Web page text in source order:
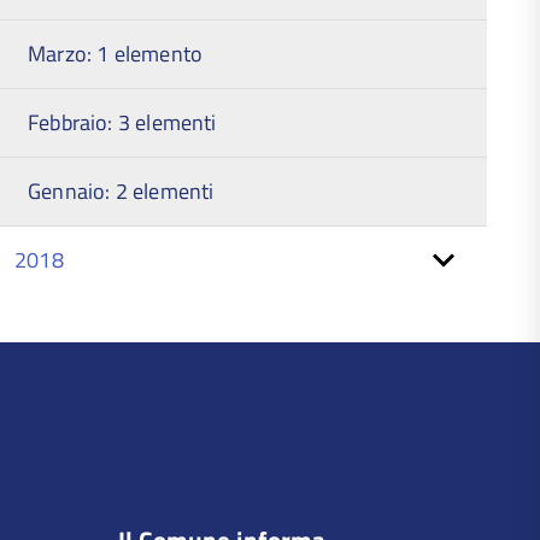
Marzo: 1 elemento
Febbraio: 3 elementi
Gennaio: 2 elementi
2018